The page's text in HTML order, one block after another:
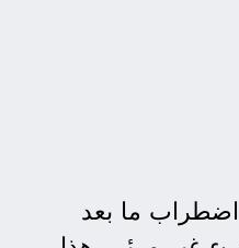
ما بعد